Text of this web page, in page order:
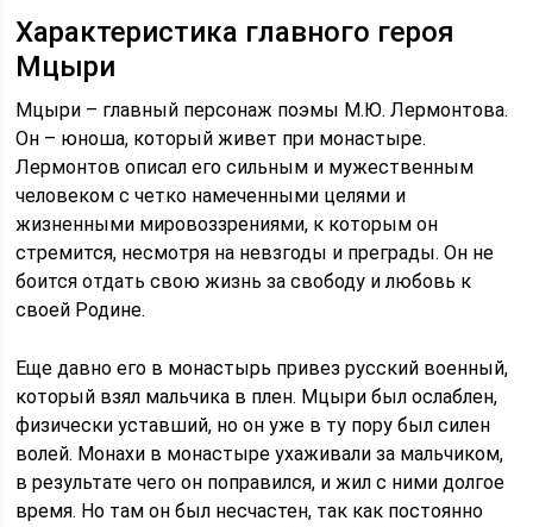
Характеристика главного героя
Мцыри
Мцыри – главный персонаж поэмы М.Ю. Лермонтова.
Он – юноша, который живет при монастыре.
Лермонтов описал его сильным и мужественным
человеком с четко намеченными целями и
жизненными мировоззрениями, к которым он
стремится, несмотря на невзгоды и преграды. Он не
боится отдать свою жизнь за свободу и любовь к
своей Родине.
Еще давно его в монастырь привез русский военный,
который взял мальчика в плен. Мцыри был ослаблен,
физически уставший, но он уже в ту пору был силен
волей. Монахи в монастыре ухаживали за мальчиком,
в результате чего он поправился, и жил с ними долгое
время. Но там он был несчастен, так как постоянно